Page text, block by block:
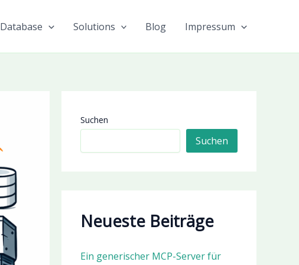
Database Solutions Blog Impressum
Suchen
Suchen
Neueste Beiträge
Ein generischer MCP-Server für